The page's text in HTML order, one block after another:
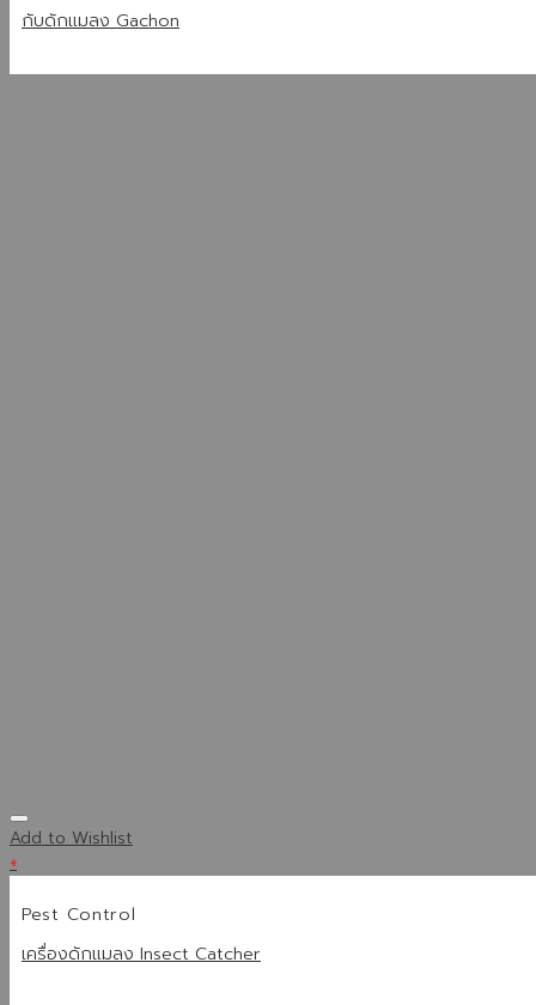
กับดักแมลง Gachon
Add to Wishlist
+
Pest Control
เครื่องดักแมลง Insect Catcher